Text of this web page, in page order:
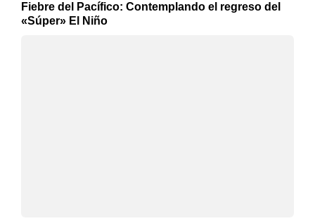
Fiebre del Pacífico: Contemplando el regreso del
«Súper» El Niño